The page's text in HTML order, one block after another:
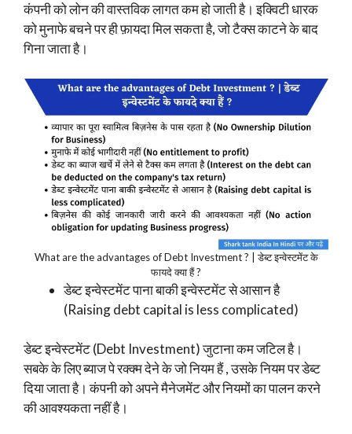
कंपनी को लोन की वास्तविक लागत कम हो जाती है। इक्विटी धारक
को मुनाफे बचने पर ही फ़ायदा मिल सकता है, जो टैक्स काटने के बाद
गिना जाता है।
What are the advantages of Debt Investment ? | डेब्ट इन्वेस्टमेंट के
फायदे क्या हैं ?
डेब्ट इन्वेस्टमेंट पाना बाकी इन्वेस्टमेंट से आसान है
(Raising debt capital is less complicated)
डेब्ट इन्वेस्टमेंट (Debt Investment) जुटाना कम जटिल है।
सबके के लिए ब्याज पे रक्क्म देने के जो नियम हैं , उसके नियम पर डेब्ट
दिया जाता है। कंपनी को अपने मैनेजमेंट और नियमों का पालन करने
की आवश्यकता नहीं है।